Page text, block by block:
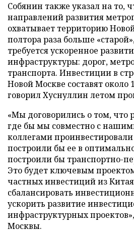
Собянин также указал на то,
направлений развития
охватывает территорию
полтора раза больше
требуется ускоренное
инфраструктуры: дорог,
транспорта. Инвестиции в
Новой Москве составят около
говорил Хуснуллин летом
«Мы договорились о том, что
где бы мы совместно с
коллегами проинвестировали
построили бы ее в
построили бы транспортно-
Это будет ключевым
частных инвестиций из
сбалансировать
ускорить развитие
инфраструктурных проектов»,
Москвы.